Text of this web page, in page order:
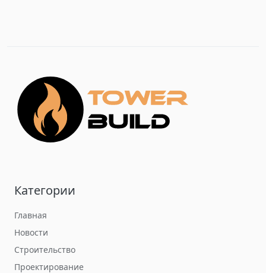
Категории
Главная
Новости
Строительство
Проектирование